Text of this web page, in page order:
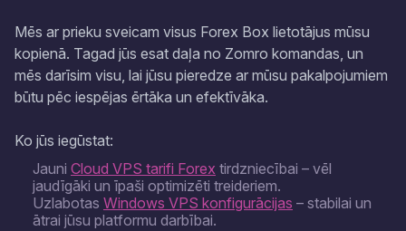
Mēs ar prieku sveicam visus Forex Box lietotājus mūsu
kopienā. Tagad jūs esat daļa no Zomro komandas, un
mēs darīsim visu, lai jūsu pieredze ar mūsu pakalpojumiem
būtu pēc iespējas ērtāka un efektīvāka.
Ko jūs iegūstat:
Jauni Cloud VPS tarifi Forex tirdzniecībai – vēl
jaudīgāki un īpaši optimizēti treideriem.
Uzlabotas Windows VPS konfigurācijas – stabilai un
ātrai jūsu platformu darbībai.